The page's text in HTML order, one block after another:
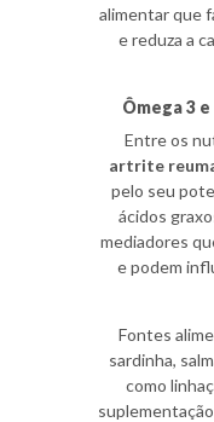
alimentar que
e reduza a
Ômega 3
Entre os
artrite
pelo seu
ácidos
mediadores
e podem
Fontes
sardinha,
como